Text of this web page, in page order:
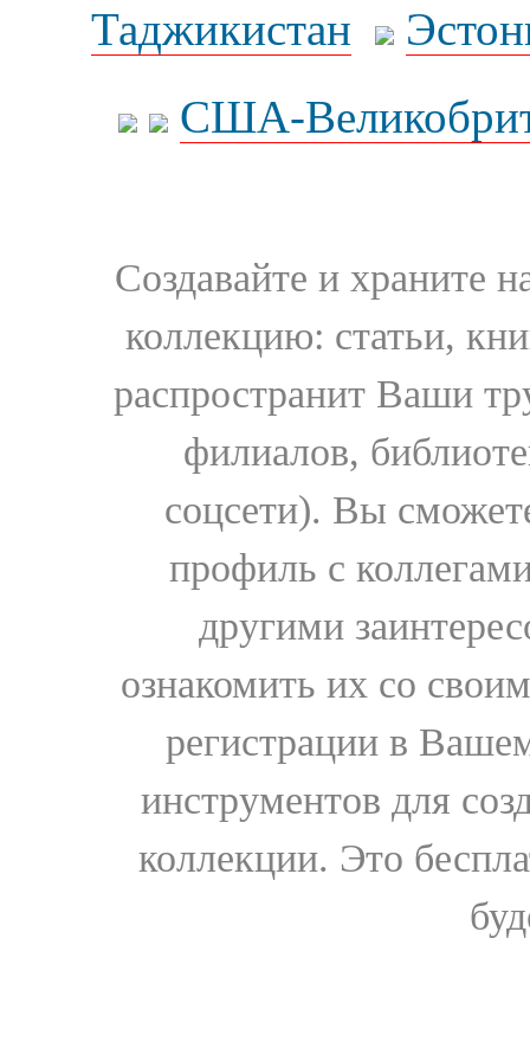
Таджикистан
США-
Создавайте и храните
коллекцию: статьи,
распространит Ваши
филиалов,
соцсети). Вы
профиль с
другими
ознакомить их со
регистрации в
инструментов для
коллекции. Это